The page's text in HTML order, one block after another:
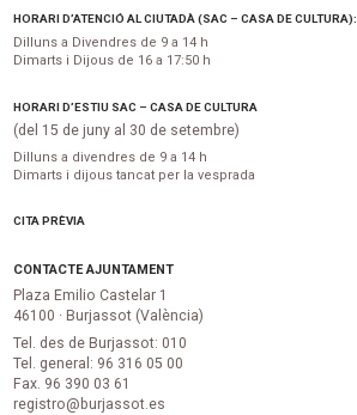
HORARI D’ATENCIÓ AL CIUTADÀ (SAC – CASA DE CULTURA):
Dilluns a Divendres de 9 a 14 h
Dimarts i Dijous de 16 a 17:50 h
HORARI D’ESTIU SAC – CASA DE CULTURA
(del 15 de juny al 30 de setembre)
Dilluns a divendres de 9 a 14 h
Dimarts i dijous tancat per la vesprada
CITA PRÈVIA
CONTACTE AJUNTAMENT
Plaza Emilio Castelar 1
46100 · Burjassot (València)
Tel. des de Burjassot: 010
Tel. general: 96 316 05 00
Fax. 96 390 03 61
registro@burjassot.es